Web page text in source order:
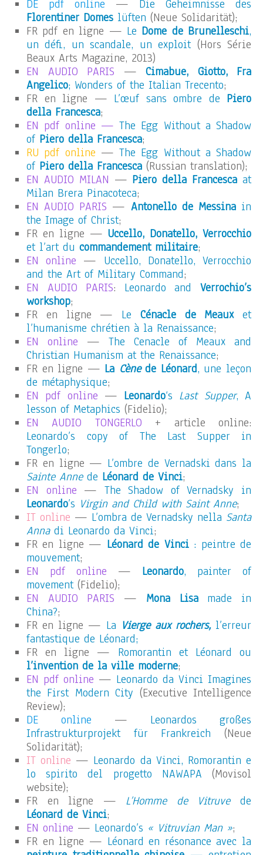
DE pdf online — Die Geheimnisse des
Florentiner Domes lüften (Neue Solidarität);
FR pdf en ligne — Le Dome de Brunelleschi,
un défi, un scandale, un exploit(Hors Série
Beaux Arts Magazine, 2013)
EN AUDIO PARIS — Cimabue, Giotto, Fra
Angelico; Wonders of the Italian Trecento;
FR en ligne — L’œuf sans ombre de Piero
della Francesca;
EN pdf online — The Egg Without a Shadow
of Piero della Francesca;
RU pdf online — The Egg Without a Shadow
of Piero della Francesca (Russian translation);
EN AUDIO MILAN — Piero della Francesca at
Milan Brera Pinacoteca;
EN AUDIO PARIS — Antonello de Messinain
the Image of Christ;
FR en ligne — Uccello, Donatello, Verrocchio
et l’art du commandement militaire;
EN online — Uccello, Donatello, Verrocchio
and the Art of Military Command;
EN AUDIO PARIS: Leonardo andVerrochio’s
workshop;
FR en ligne — Le Cénacle de Meauxet
l’humanisme chrétien à la Renaissance;
EN online — The Cenacle of Meaux and
Christian Humanism at the Renaissance;
FR en ligne — La Cènede Léonard, une leçon
de métaphysique;
EN pdf online — Leonardo‘s Last Supper, A
lesson of Metaphics (Fidelio);
EN AUDIO TONGERLO + article online:
Leonardo’s copy of The Last Supper in
Tongerlo;
FR en ligne — L’ombre de Vernadski dans la
Sainte Annede Léonard de Vinci;
EN online — The Shadow of Vernadsky in
Leonardo’s Virgin and Child with Saint Anne;
IT online — L’ombra de Vernadsky nella Santa
Annadi Leonardo da Vinci;
FR en ligne — Léonard de Vinci : peintre de
mouvement;
EN pdf online — Leonardo, painter of
movement(Fidelio);
EN AUDIO PARIS — Mona Lisamade in
China?;
FR en ligne — La Vierge aux rochers,l’erreur
fantastique de Léonard;
FR en ligne — Romorantin et Léonard ou
l’invention de la ville moderne;
EN pdf online — Leonardo da Vinci Imagines
the First Modern City (Executive Intelligence
Review);
DE online — Leonardos großes
Infrastrukturprojekt für Frankreich (Neue
Solidarität);
IT online — Leonardo da Vinci, Romorantin e
lo spirito del progetto NAWAPA (Movisol
website);
FR en ligne — L’Homme de Vitruvede
Léonard de Vinci;
EN online — Leonardo’s « Vitruvian Man »;
FR en ligne — Léonard en résonance avec la